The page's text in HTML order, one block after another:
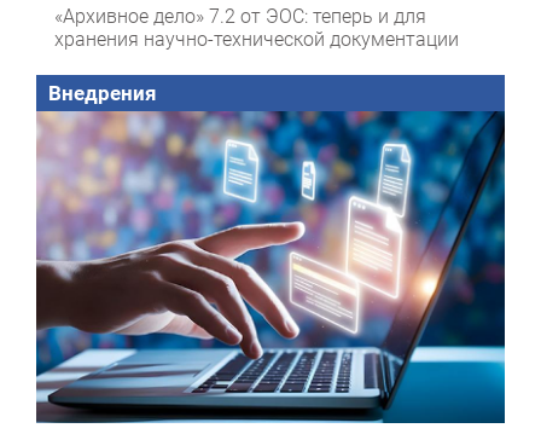
«Архивное дело» 7.2 от ЭОС: теперь и для
хранения научно-технической документации
Внедрения